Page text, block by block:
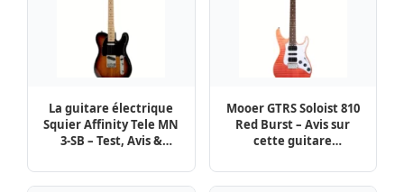
La guitare électrique
Squier Affinity Tele MN
3-SB – Test, Avis &
Mooer GTRS Soloist 810
Red Burst – Avis sur
cette guitare